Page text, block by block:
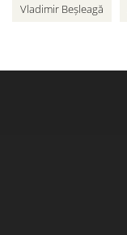
Vladimir Beșleagă